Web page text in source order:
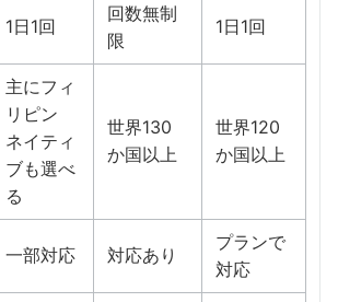
1日1回
回数無制
限
1日1回
主にフィ
リピン
ネイティ
ブも選べ
る
世界130
か国以上
世界120
か国以上
一部対応 対応あり
プランで
対応